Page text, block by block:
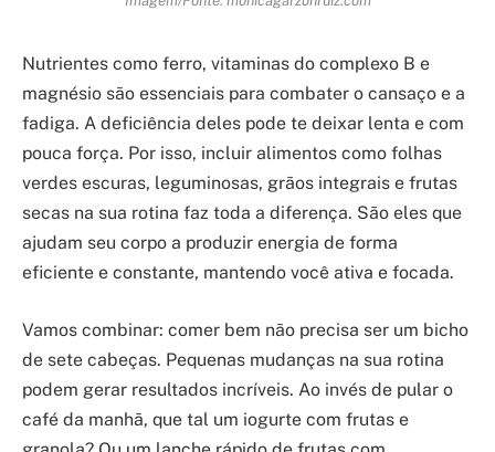
Nutrientes como ferro, vitaminas do complexo B e
magnésio são essenciais para combater o cansaço e a
fadiga. A deficiência deles pode te deixar lenta e com
pouca força. Por isso, incluir alimentos como folhas
verdes escuras, leguminosas, grãos integrais e frutas
secas na sua rotina faz toda a diferença. São eles que
ajudam seu corpo a produzir energia de forma
eficiente e constante, mantendo você ativa e focada.
Vamos combinar: comer bem não precisa ser um bicho
de sete cabeças. Pequenas mudanças na sua rotina
podem gerar resultados incríveis. Ao invés de pular o
café da manhã, que tal um iogurte com frutas e